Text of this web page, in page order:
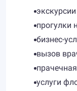
экскурсии
прогулки
бизнес-
вызов
прачечная
услуги